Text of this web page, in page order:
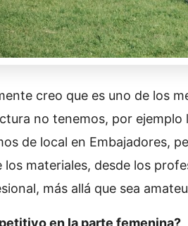
creo que es uno de los
no tenemos, por
de local en Embajadores,
los materiales, desde los
más allá que sea
en la parte femenina?